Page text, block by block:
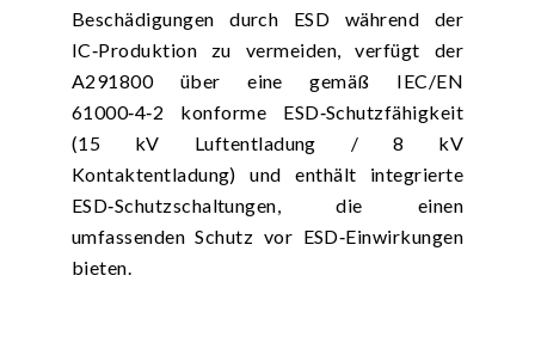
Beschädigungen durch ESD während der
IC‑Produktion zu vermeiden, verfügt der
A291800 über eine gemäß IEC/EN
61000‑4‑2 konforme ESD‑Schutzfähigkeit
(15 kV Luftentladung / 8 kV
Kontaktentladung) und enthält integrierte
ESD‑Schutzschaltungen, die einen
umfassenden Schutz vor ESD‑Einwirkungen
bieten.